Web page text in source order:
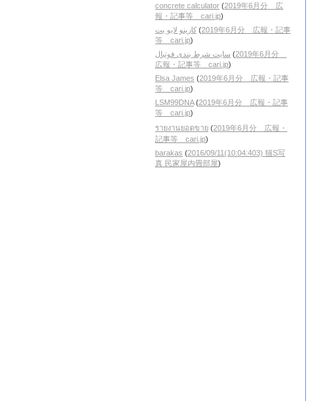
concrete calculator (2019年6月分 広
報・記事等 cari.jp)
کازینو لایو بت (2019年6月分 広報・記事
等 cari.jp)
سایت شرط بندی فوتبال (2019年6月分
広報・記事等 cari.jp)
Elsa James (2019年6月分 広報・記事
等 cari.jp)
LSM99DNA(2019年6月分 広報・記事
等 cari.jp)
รายงานยอดขาย (2019年6月分 広報・
記事等 cari.jp)
barakas (2016/09/11(10:04:403) 猫S写
真 民家屋内畳部屋)